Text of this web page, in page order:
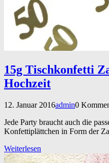
15g Tischkonfetti
Hochzeit
12. Januar 2016admin0
Jede Party braucht auch die
Konfettiplättchen in Form der
Weiterlesen